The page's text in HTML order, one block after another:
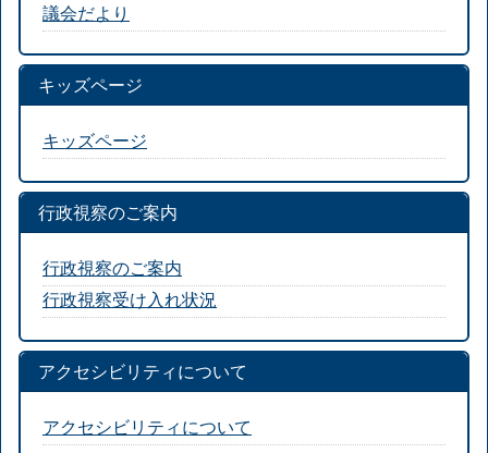
議会だより
キッズページ
キッズページ
行政視察のご案内
行政視察のご案内
行政視察受け入れ状況
アクセシビリティについて
アクセシビリティについて